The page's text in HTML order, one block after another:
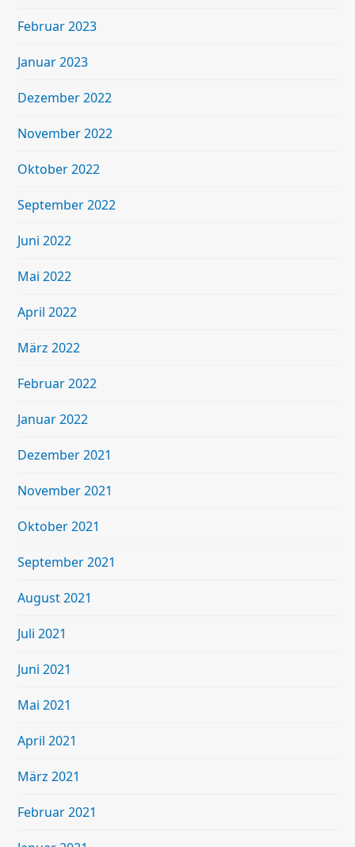
Februar 2023
Januar 2023
Dezember 2022
November 2022
Oktober 2022
September 2022
Juni 2022
Mai 2022
April 2022
März 2022
Februar 2022
Januar 2022
Dezember 2021
November 2021
Oktober 2021
September 2021
August 2021
Juli 2021
Juni 2021
Mai 2021
April 2021
März 2021
Februar 2021